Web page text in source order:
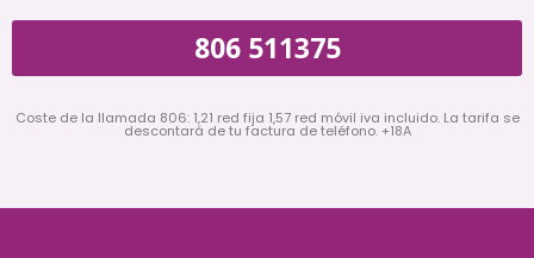
806 511375
Coste de la llamada 806: 1,21 red fija 1,57 red móvil iva incluido. La tarifa se
descontará de tu factura de teléfono. +18A